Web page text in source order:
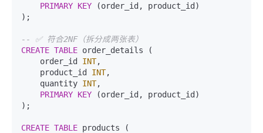
PRIMARY KEY (order_id, product_id)
);
-- ✅ 符合2NF（拆分成两张表）
CREATE TABLE order_details (
    order_id
INT,
    product_id
INT,
    quantity
INT,
PRIMARY KEY (order_id, product_id)
);
CREATE TABLE products (